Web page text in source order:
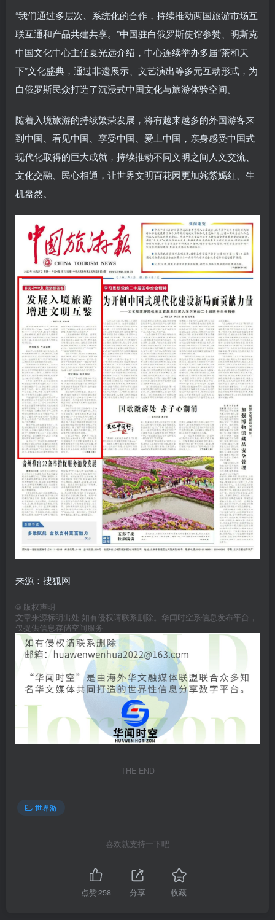
“我们通过多层次、系统化的合作，持续推动两国旅游市场互
联互通和产品共建共享。”中国驻白俄罗斯使馆参赞、明斯克
中国文化中心主任夏光远介绍，中心连续举办多届“茶和天
下”文化盛典，通过非遗展示、文艺演出等多元互动形式，为
白俄罗斯民众打造了沉浸式中国文化与旅游体验空间。
随着入境旅游的持续繁荣发展，将有越来越多的外国游客来
到中国、看见中国、享受中国、爱上中国，亲身感受中国式
现代化取得的巨大成就，持续推动不同文明之间人文交流、
文化交融、民心相通，让世界文明百花园更加姹紫嫣红、生
机盎然。
来源：搜狐网
© 版权声明
文章来源标明出处 如有侵权请联系删除。华闻时空系信息发布平台，
仅提供信息存储空间服务
THE END
世界游
喜欢就支持一下吧
点赞258 分享 收藏